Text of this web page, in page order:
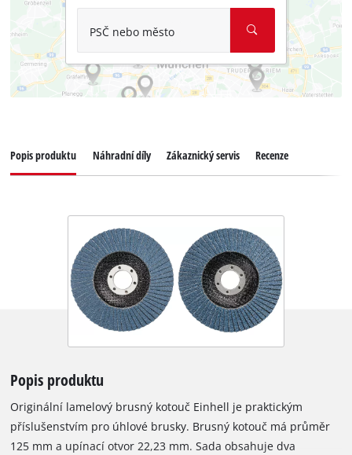
PSČ nebo město
Popis produktu Náhradní díly Zákaznický servis Recenze
Popis produktu
Originální lamelový brusný kotouč Einhell je praktickým
příslušenstvím pro úhlové brusky. Brusný kotouč má průměr
125 mm a upínací otvor 22,23 mm. Sada obsahuje dva